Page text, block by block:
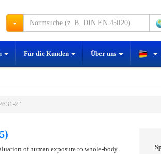
Für die Kunden Über uns
2"
of human exposure to whole-body